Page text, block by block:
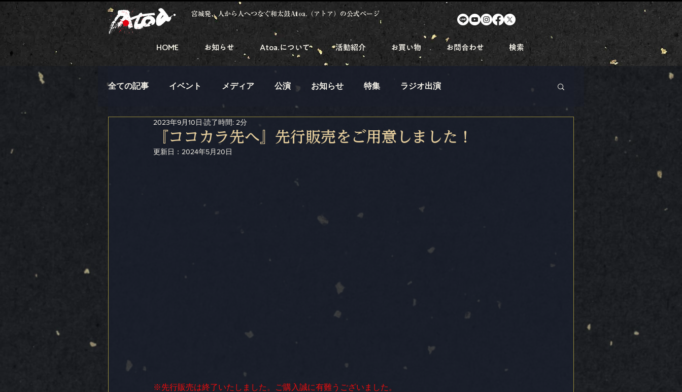
宮城発、人から人へつなぐ和太鼓Atoa.（アトア）の公式ページ
HOME お知らせ Atoa.について 活動紹介 お買い物 お問合わせ 検索
全ての記事 イベント メディア 公演 お知らせ 特集 ラジオ出演
『ココカラ先へ』先行販売をご用意しました！
2023年9月10日 読了時間: 2分
更新日： 2024年5月20日
※先行販売は終了いたしました。ご購入誠に有難うございました。